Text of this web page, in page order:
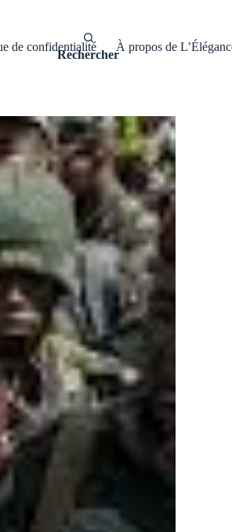
de confidentialité À propos de
Rechercher